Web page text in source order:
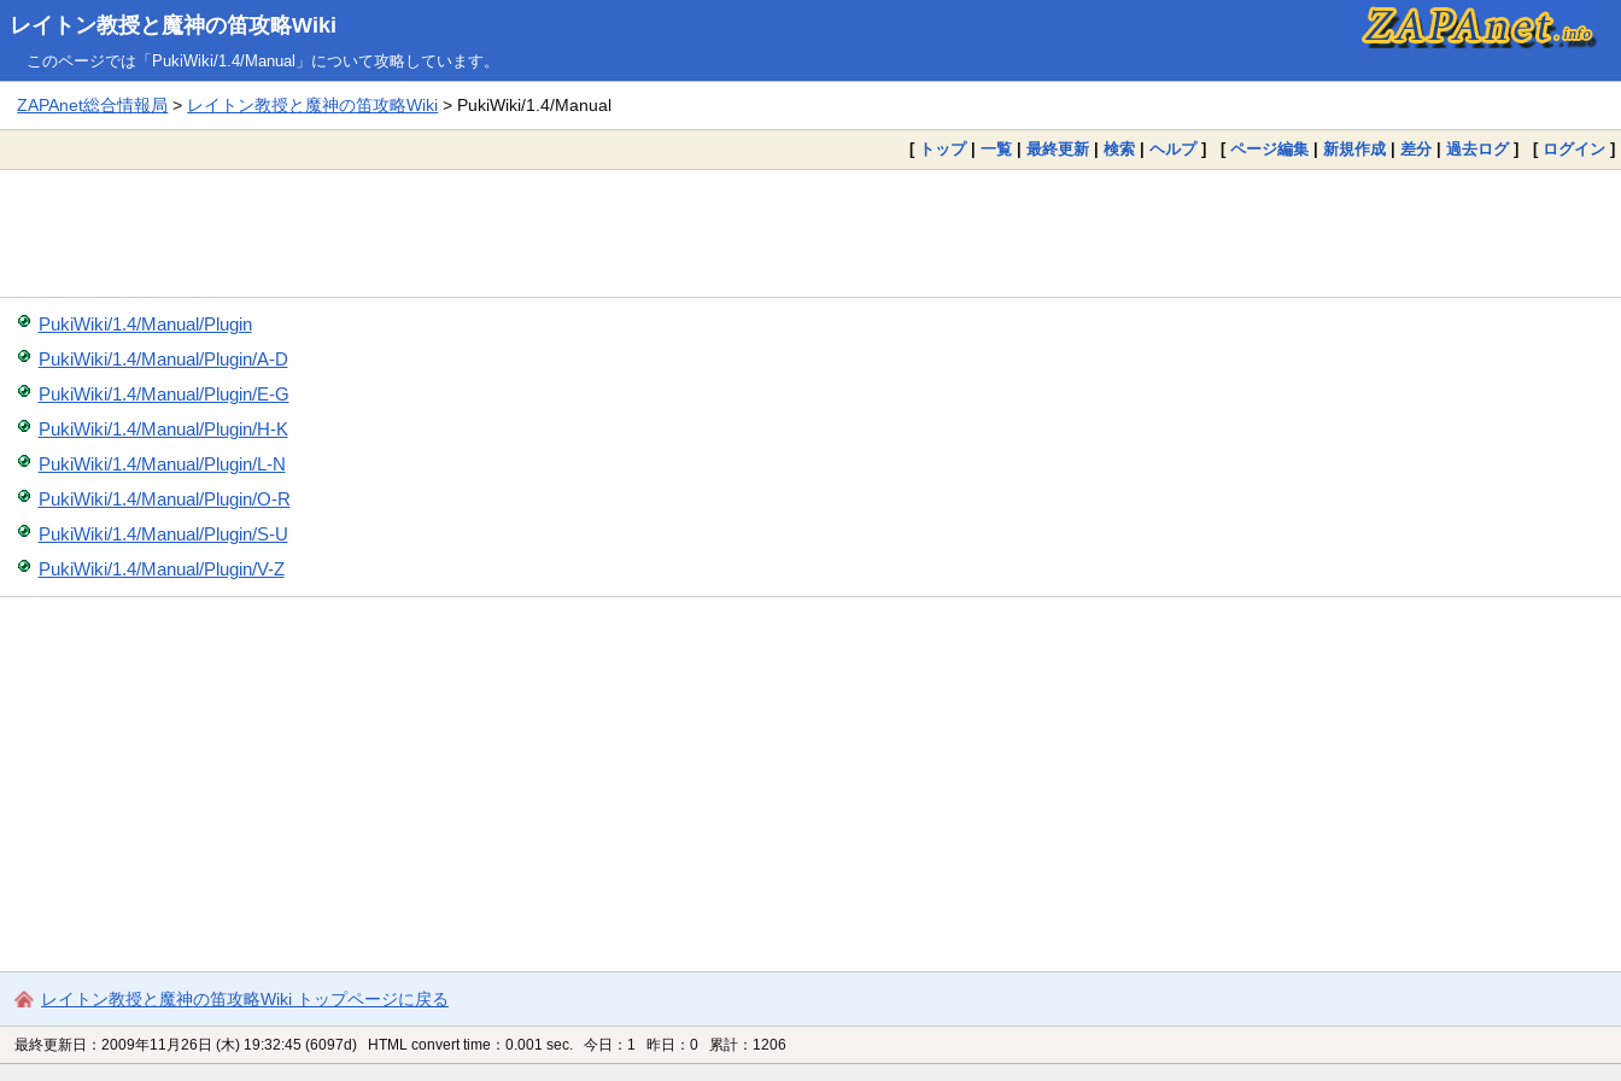
レイトン教授と魔神の笛攻略Wiki
このページでは「PukiWiki/1.4/Manual」について攻略しています。
ZAPAnet総合情報局 > レイトン教授と魔神の笛攻略Wiki > PukiWiki/1.4/Manual
[ トップ| 一覧 | 最終更新 | 検索 | ヘルプ] [ ページ編集 | 新規作成 | 差分 | 過去ログ] [ ログイン ]
PukiWiki/1.4/Manual/Plugin
PukiWiki/1.4/Manual/Plugin/A-D
PukiWiki/1.4/Manual/Plugin/E-G
PukiWiki/1.4/Manual/Plugin/H-K
PukiWiki/1.4/Manual/Plugin/L-N
PukiWiki/1.4/Manual/Plugin/O-R
PukiWiki/1.4/Manual/Plugin/S-U
PukiWiki/1.4/Manual/Plugin/V-Z
レイトン教授と魔神の笛攻略Wiki トップページに戻る
最終更新日：2009年11月26日 (木) 19:32:45 (6097d) HTML convert time：0.001 sec. 今日：1 昨日：0 累計：1206